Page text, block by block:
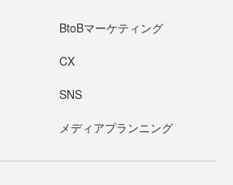
BtoBマーケティング
CX
SNS
メディアプランニング